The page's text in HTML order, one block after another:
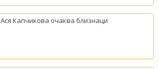
Ася Капчикова очаква близнаци